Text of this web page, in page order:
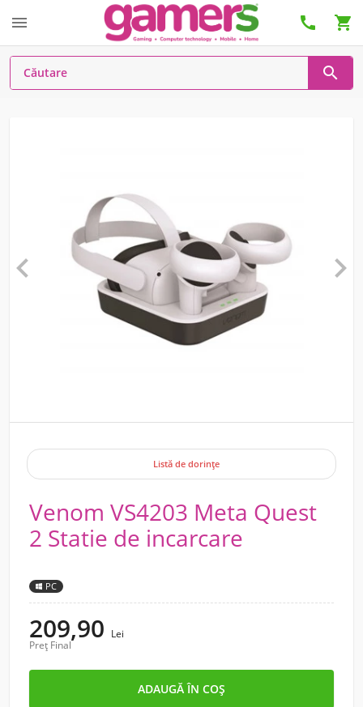
  

 
Listă de dorințe
Venom VS4203 Meta Quest
2 Statie de incarcare
PC
209,90 Lei
Preț Final